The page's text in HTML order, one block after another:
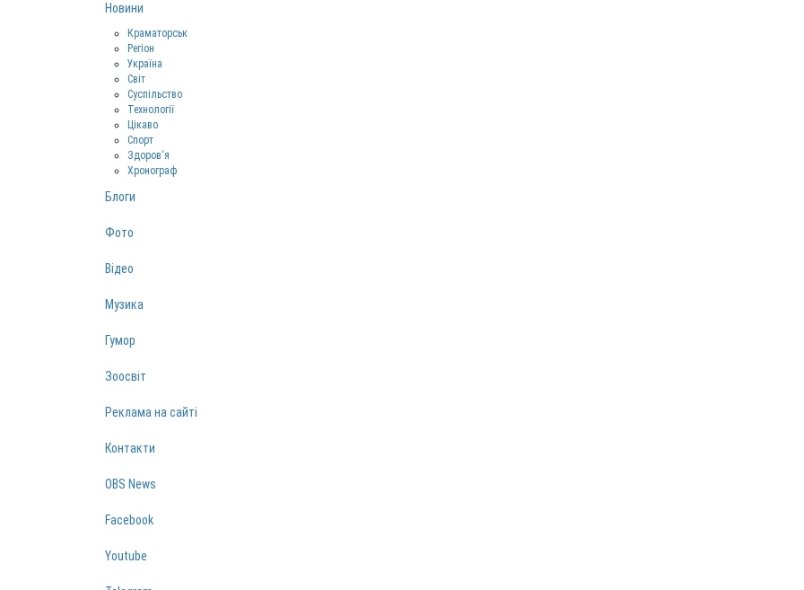
Новини
Краматорськ
Регіон
Україна
Світ
Суспільство
Технології
Цікаво
Спорт
Здоров‘я
Хронограф
Блоги
Фото
Відео
Музика
Гумор
Зоосвіт
Реклама на сайті
Контакти
OBS News
Facebook
Youtube